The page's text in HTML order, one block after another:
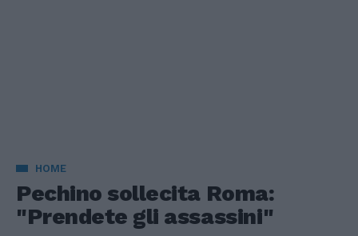
HOME
Pechino sollecita Roma:
"Prendete gli assassini"